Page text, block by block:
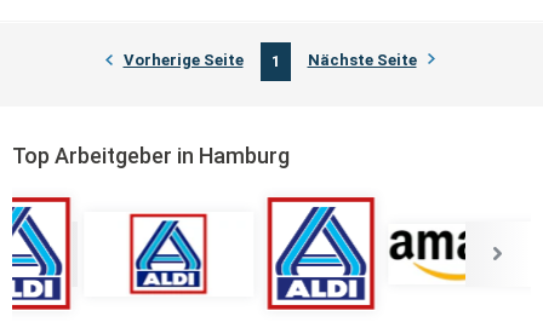
Vorherige Seite 1 Nächste Seite
Top Arbeitgeber in Hamburg